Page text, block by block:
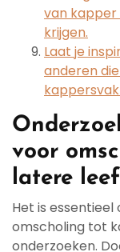
van
krijgen.
Laat je
anderen
voor
latere
Het is
omscholing tot
onderzoeken.